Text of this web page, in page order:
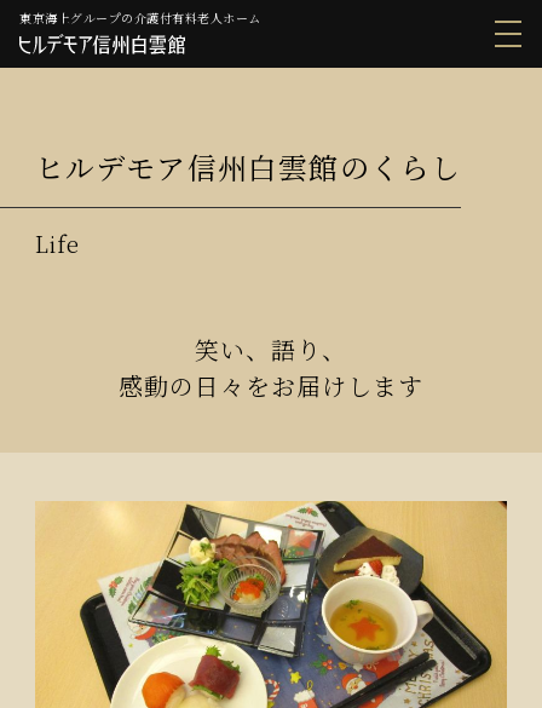
東京海上グループの介護付有料老人ホーム
ヒルデモア信州白雲館のくらし
笑い、語り、
感動の日々をお届けします